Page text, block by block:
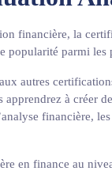
financière, la
popularité parmi les
autres
à créer
financière,
en finance au